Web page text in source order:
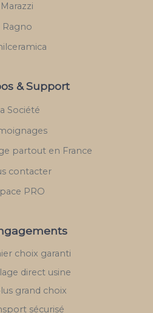
Marazzi
Ragno
& Support
Société
partout en France
contacter
PRO
choix garanti
direct usine
grand choix
sécurisé